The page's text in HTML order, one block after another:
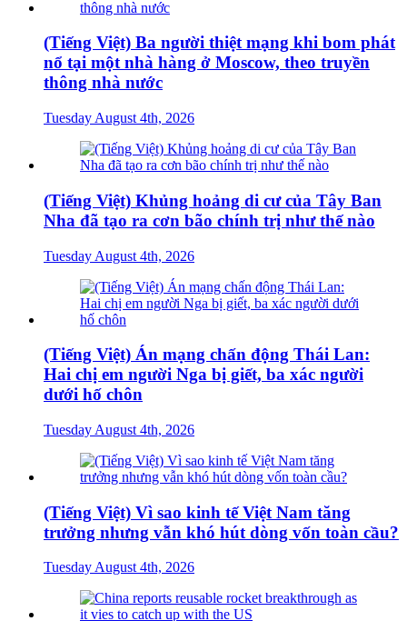
(Tiếng Việt) Ba người thiệt mạng khi bom phát
nổ tại một nhà hàng ở Moscow, theo truyền
thông nhà nước
Tuesday August 4th, 2026
(Tiếng Việt) Khủng hoảng di cư của Tây Ban
Nha đã tạo ra cơn bão chính trị như thế nào
Tuesday August 4th, 2026
(Tiếng Việt) Án mạng chấn động Thái Lan:
Hai chị em người Nga bị giết, ba xác người
dưới hố chôn
Tuesday August 4th, 2026
(Tiếng Việt) Vì sao kinh tế Việt Nam tăng
trưởng nhưng vẫn khó hút dòng vốn toàn cầu?
Tuesday August 4th, 2026